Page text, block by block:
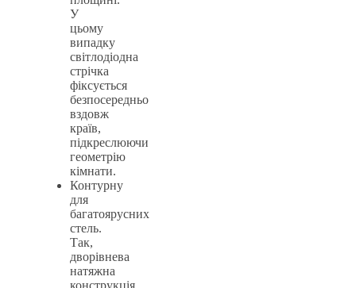
У
цьому
випадку
світлодіодна
стрічка
фіксується
безпосередньо
вздовж
країв,
підкреслюючи
геометрію
кімнати.
Контурну
для
багатоярусних
стель.
Так,
дворівнева
натяжна
конструкція